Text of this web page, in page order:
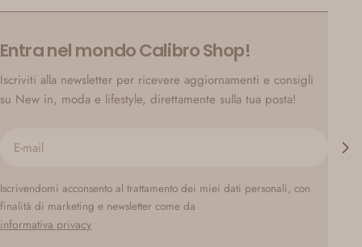
Entra nel mondo Calibro Shop!
Iscriviti alla newsletter per ricevere aggiornamenti e consigli
su New in, moda e lifestyle, direttamente sulla tua posta!
mail
Iscrivendomi acconsento al trattamento dei miei dati personali, con
finalità di marketing e newsletter come da
informativa privacy